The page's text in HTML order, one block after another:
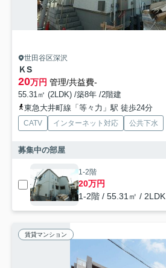
世田谷区深沢
ＫS
20万円 管理/共益費-
55.31㎡ (2LDK) /築8年 /2階建
東急大井町線「等々力」駅 徒歩24分
CATV インターネット対応 公共下水
募集中の部屋
1-2階
20万円
1-2階 / 55.31㎡ / 2LDK
賃貸マンション